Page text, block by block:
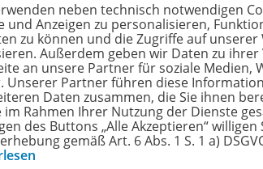
wird hier auf jeweils vier
der Stammausgabe.
Sie mehr über die Reihe
Produkte
neben technisch notwendigen
und Anzeigen zu personalisieren,
zu können und die Zugriffe auf unserer
Außerdem geben wir Daten zu
an unsere Partner für soziale Medien,
Unserer Partner führen diese
Daten zusammen, die Sie ihnen
im Rahmen Ihrer Nutzung der Dienste
des Buttons „Alle Akzeptieren“ willigen
gemäß Art. 6 Abs. 1 S. 1 a)